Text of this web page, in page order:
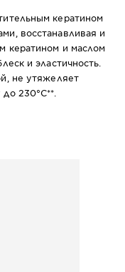
кератином
восстанавливая и
кератином и маслом
и эластичность.
не утяжеляет
230°C**.